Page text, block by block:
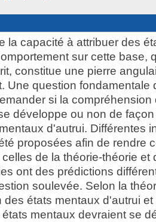
la capacité à attribuer des
sur cette base,
constitue une pierre
Une question fondamentale
si la compréhension
développe ou non de
d'autrui. Différentes
proposées afin de rendre
de la théorie-théorie et
ont des prédictions
soulevée. Selon la
des états mentaux d'autrui
mentaux devraient se